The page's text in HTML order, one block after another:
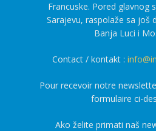
Francuske. Pored glavnog
Sarajevu, raspolaže sa još
Banja Luci i
Contact / kontakt :
Pour recevoir notre
formulaire ci-
Ako želite primati naš